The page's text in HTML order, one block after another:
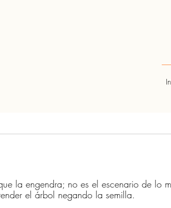
la engendra; no es el escenario de lo
el árbol negando la semilla.